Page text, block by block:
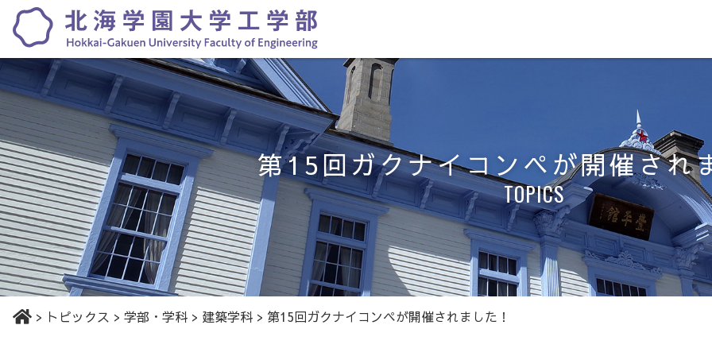
第15回ガクナイコンペが開催され
TOPICS
> トピックス > 学部・学科 > 建築学科 > 第15回ガクナイコンペが開催されました！